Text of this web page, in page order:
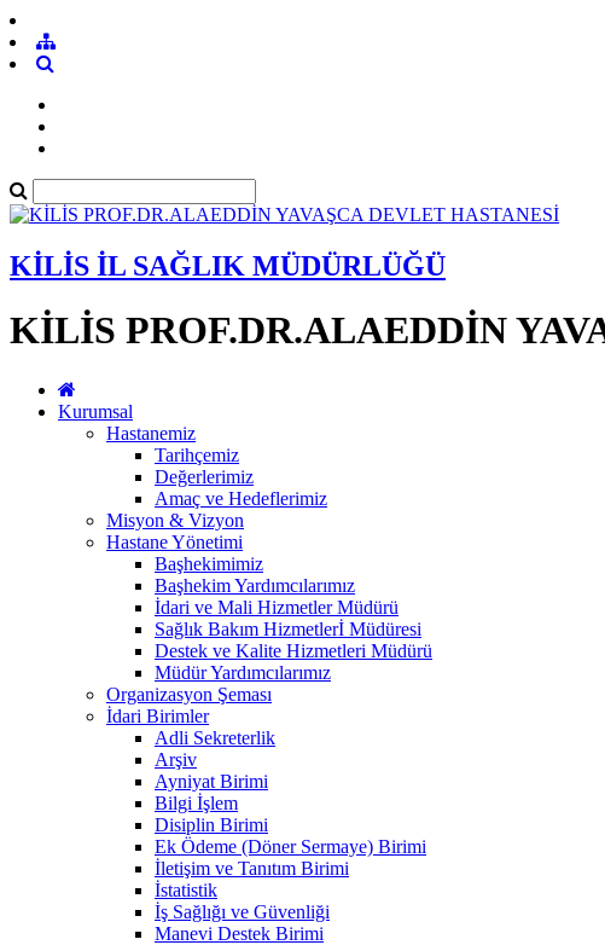
KİLİS İL SAĞLIK MÜDÜRLÜĞÜ
KİLİS PROF.DR.ALAEDDİN
Kurumsal
Hastanemiz
Tarihçemiz
Değerlerimiz
Amaç ve Hedeflerimiz
Misyon & Vizyon
Hastane Yönetimi
Başhekimimiz
Başhekim Yardımcılarımız
İdari ve Mali Hizmetler Müdürü
Sağlık Bakım Hizmetlerİ Müdüresi
Destek ve Kalite Hizmetleri Müdürü
Müdür Yardımcılarımız
Organizasyon Şeması
İdari Birimler
Adli Sekreterlik
Arşiv
Ayniyat Birimi
Bilgi İşlem
Disiplin Birimi
Ek Ödeme (Döner Sermaye) Birimi
İletişim ve Tanıtım Birimi
İstatistik
İş Sağlığı ve Güvenliği
Manevi Destek Birimi